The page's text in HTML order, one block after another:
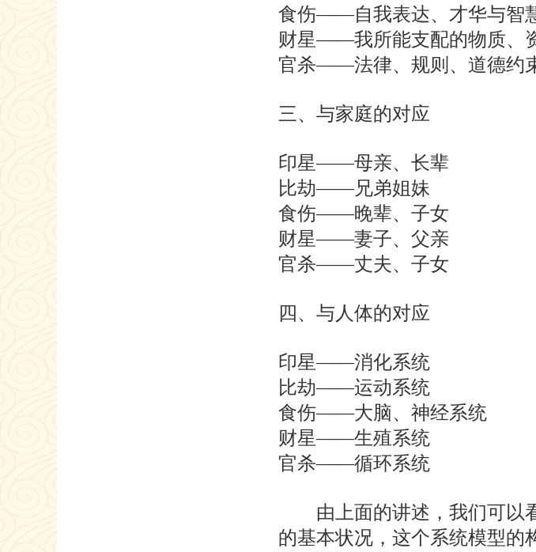
食伤——自我表达、才华与智
财星——我所能支配的物质、
官杀——法律、规则、道德约
三、与家庭的对应
印星——母亲、长辈
比劫——兄弟姐妹
食伤——晚辈、子女
财星——妻子、父亲
官杀——丈夫、子女
四、与人体的对应
印星——消化系统
比劫——运动系统
食伤——大脑、神经系统
财星——生殖系统
官杀——循环系统
由上面的讲述，我们可以看
的基本状况，这个系统模型的